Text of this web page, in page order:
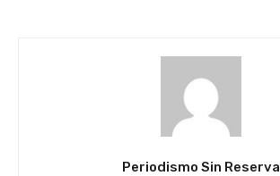
Periodismo Sin Reserva